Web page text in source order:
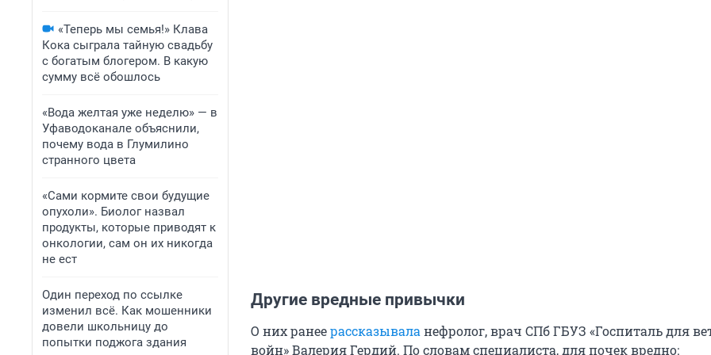
«Теперь мы семья!» Клава
Кока сыграла тайную свадьбу
с богатым блогером. В какую
сумму всё обошлось
«Вода желтая уже неделю» — в
Уфаводоканале объяснили,
почему вода в Глумилино
странного цвета
«Сами кормите свои будущие
опухоли». Биолог назвал
продукты, которые приводят к
онкологии, сам он их никогда
не ест
Один переход по ссылке
изменил всё. Как мошенники
довели школьницу до
попытки поджога здания
Другие вредные привычки
О них ранеерассказывала нефролог, врач СПб ГБУЗ «Госпиталь для
войн» Валерия Гердий. По словам специалиста, для почек вредно: